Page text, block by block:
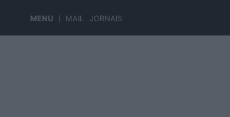
MENU MAIL JORNAIS